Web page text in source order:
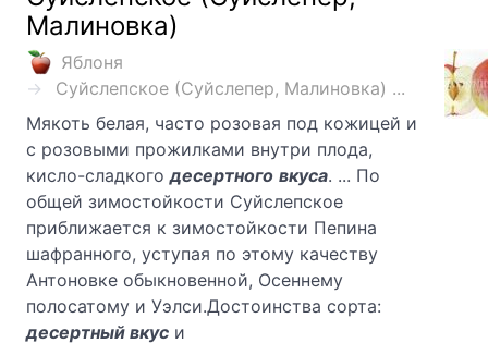
Малиновка)
Яблоня
Суйслепское (Суйслепер, Малиновка) ...
Мякоть белая, часто розовая под кожицей и
с розовыми прожилками внутри плода,
кисло-сладкогодесертного вкуса. ... По
общей зимостойкости Суйслепское
приближается к зимостойкости Пепина
шафранного, уступая по этому качеству
Антоновке обыкновенной, Осеннему
полосатому и Уэлси.Достоинства сорта:
десертный вкус и